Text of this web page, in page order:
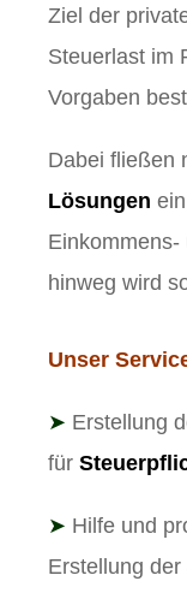
Ziel der
Steuerlast im
Vorgaben
Dabei fließen
Lösungen
hinweg wird
Unser
➤ Erstellung
für
➤ Hilfe und
Erstellung der